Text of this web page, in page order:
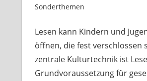
Sonderthemen
Lesen kann Kindern und
öffnen, die fest verschlossen
zentrale Kulturtechnik ist
Grundvoraussetzung für